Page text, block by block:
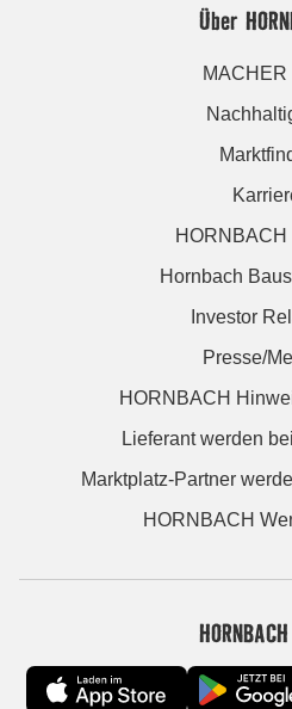
Über
MACHER
HORNBACH
Hornbach
Investor
Presse/
HORNBACH
Lieferant werden
Marktplatz-Partner
HORNBACH